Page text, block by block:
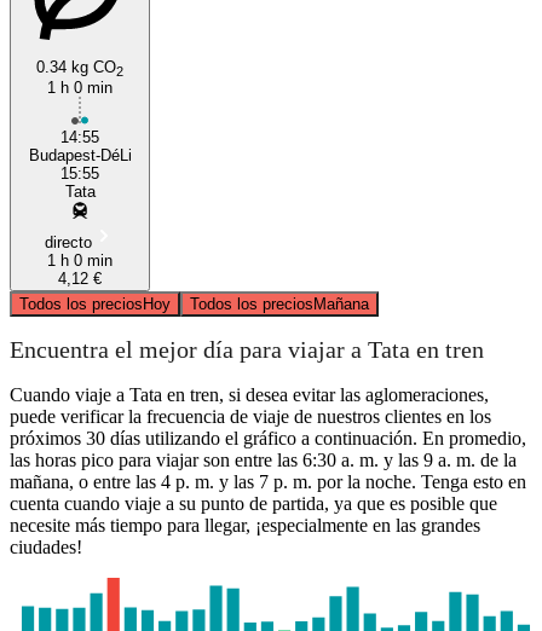
0.34 kg CO2
1 h 0 min
14:55
Budapest-DéLi
15:55
Tata
directo
1 h 0 min
4,12 €
Todos los preciosHoy Todos los preciosMañana
Encuentra el mejor día para viajar a Tata en tren
Cuando viaje a Tata en tren, si desea evitar las aglomeraciones,
puede verificar la frecuencia de viaje de nuestros clientes en los
próximos 30 días utilizando el gráfico a continuación. En promedio,
las horas pico para viajar son entre las 6:30 a. m. y las 9 a. m. de la
mañana, o entre las 4 p. m. y las 7 p. m. por la noche. Tenga esto en
cuenta cuando viaje a su punto de partida, ya que es posible que
necesite más tiempo para llegar, ¡especialmente en las grandes
ciudades!